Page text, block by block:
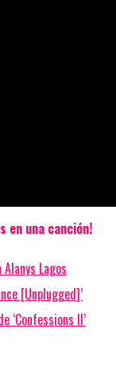
en una canción!
Lagos
[Unplugged]’
‘Confessions II’